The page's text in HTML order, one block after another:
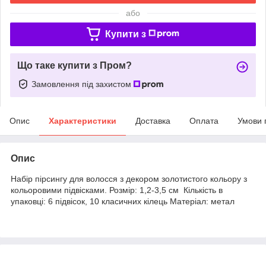
або
Купити з
Що таке купити з Пром?
Замовлення під захистом
Опис Характеристики Доставка Оплата Умови
Опис
Набір пірсингу для волосся з декором золотистого кольору з
кольоровими підвісками. Розмір: 1,2-3,5 см Кількість в
упаковці: 6 підвісок, 10 класичних кілець Матеріал: метал